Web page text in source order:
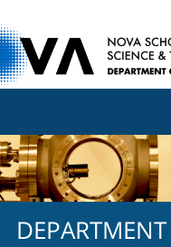
DEPARTMENT